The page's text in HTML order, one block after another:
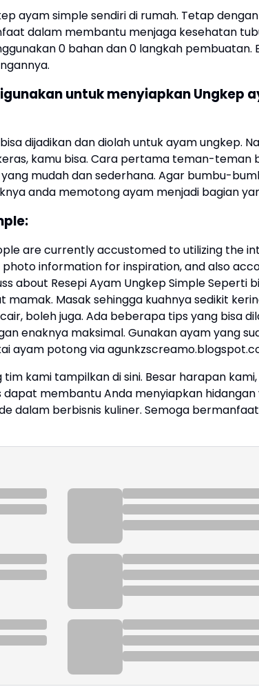
ayam simple sendiri di rumah. Tetap
dalam membantu menjaga kesehatan
0 bahan dan 0 langkah pembuatan.
untuk menyiapkan Ungkep
dijadikan dan diolah untuk ayam ungkep.
kamu bisa. Cara pertama teman-teman
mudah dan sederhana. Agar bumbu-
anda memotong ayam menjadi bagian
are currently accustomed to utilizing the
information for inspiration, and also
about Resepi Ayam Ungkep Simple Seperti
Masak sehingga kuahnya sedikit
boleh juga. Ada beberapa tips yang bisa
enaknya maksimal. Gunakan ayam yang
ayam potong via
kami tampilkan di sini. Besar harapan
membantu Anda menyiapkan hidangan
dalam berbisnis kuliner. Semoga